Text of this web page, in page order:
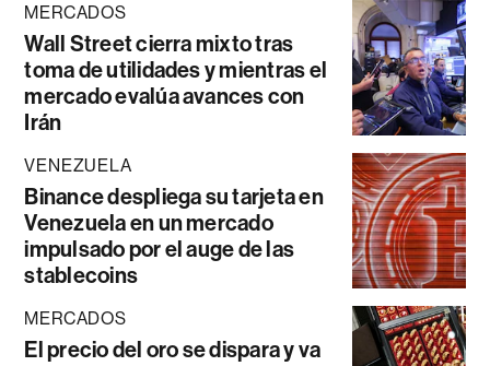
MERCADOS
Wall Street cierra mixto tras
toma de utilidades y mientras el
mercado evalúa avances con
Irán
VENEZUELA
Binance despliega su tarjeta en
Venezuela en un mercado
impulsado por el auge de las
stablecoins
MERCADOS
El precio del oro se dispara y va